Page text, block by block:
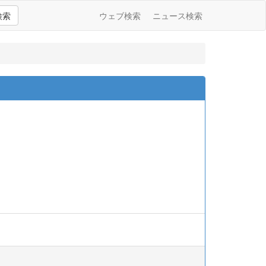
索 ウェブ検索 ニュース検索